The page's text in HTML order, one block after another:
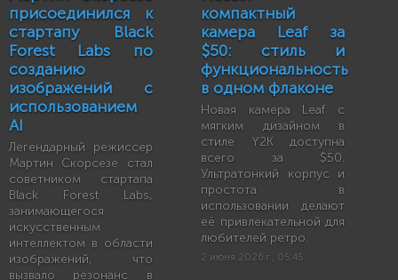
присоединился к
стартапу Black
Forest Labs по
созданию
изображений с
использованием
AI
Легендарный режиссер
Мартин Скорсезе стал
советником стартапа
Black Forest Labs,
занимающегося
искусственным
интеллектом в области
изображений, что
вызвало резонанс в
компактный
камера Leaf за
$50: стиль и
функциональность
в одном флаконе
Новая камера Leaf с
мягким дизайном в
стиле Y2K доступна
всего за $50.
Ультратонкий корпус и
простота в
использовании делают
её привлекательной для
любителей ретро.
2 июня 2026 г., 05:45